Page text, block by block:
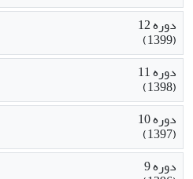
دوره 12
(1399)
دوره 11
(1398)
دوره 10
(1397)
دوره 9